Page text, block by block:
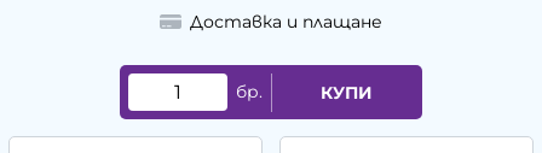
Доставка и плащане
бр. КУПИ